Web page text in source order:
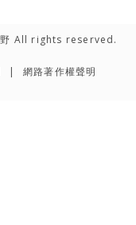
All rights reserved.
網路著作權聲明